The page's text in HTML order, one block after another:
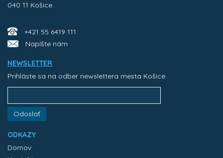
040 11 Košice
+421 55 6419 111
Napíšte nám
NEWSLETTER
Prihláste sa na odber newslettera mesta Košice:
Odoslať
ODKAZY
Domov